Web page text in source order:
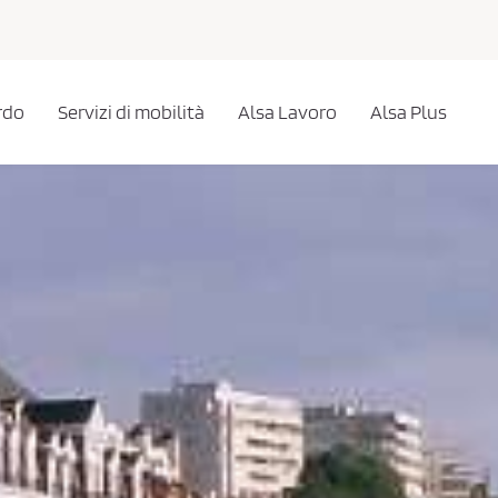
Servizi di mobilità Alsa Lavoro Alsa Plus